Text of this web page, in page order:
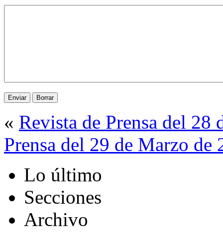
« Revista de Prensa del 28
Prensa del 29 de Marzo de
Lo último
Secciones
Archivo